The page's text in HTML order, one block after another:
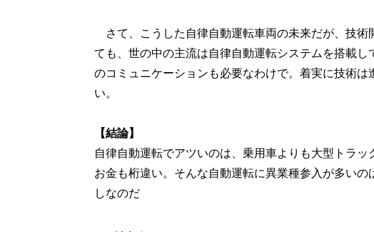
さて、こうした自律自動運転車両の未来だが、技術
ても、世の中の主流は自律自動運転システムを搭載
のコミュニケーションも必要なわけで。着実に技術
い。
【結論】
自律自動運転でアツいのは、乗用車よりも大型トラ
お金も桁違い。そんな自動運転に異業種参入が多い
しなのだ